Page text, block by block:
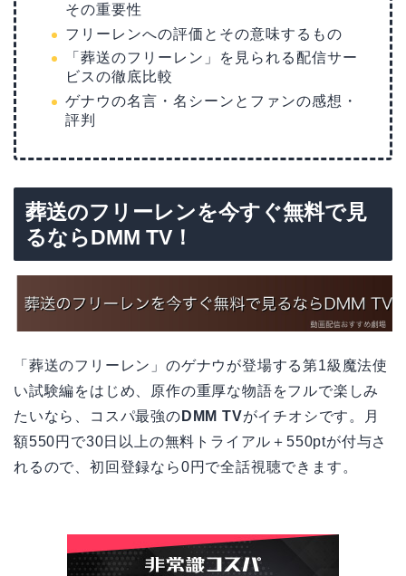
その重要性
フリーレンへの評価とその意味するもの
「葬送のフリーレン」を見られる配信サー
ビスの徹底比較
ゲナウの名言・名シーンとファンの感想・
評判
葬送のフリーレンを今すぐ無料で見
るならDMM TV！
「葬送のフリーレン」のゲナウが登場する第1級魔法使
い試験編をはじめ、原作の重厚な物語をフルで楽しみ
たいなら、コスパ最強の DMM TVがイチオシです。月
額550円で30日以上の無料トライアル＋550ptが付与さ
れるので、初回登録なら0円で全話視聴できます。